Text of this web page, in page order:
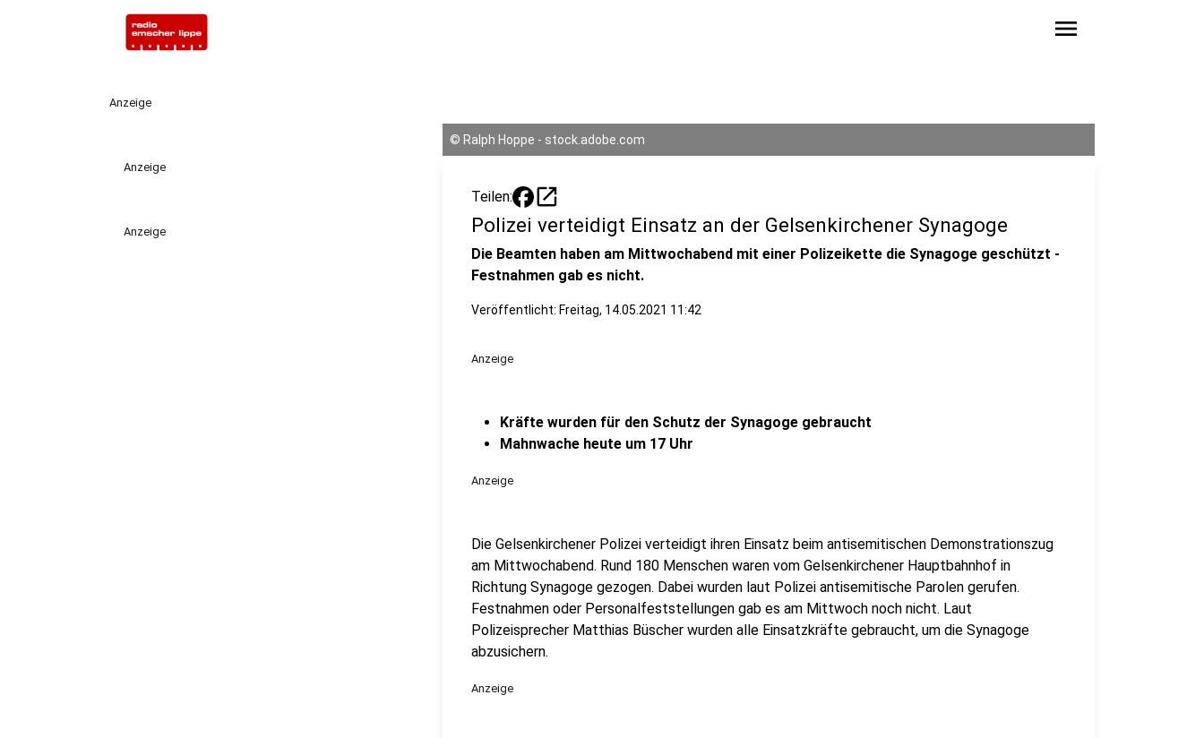
menu
Anzeige
Anzeige
Anzeige
© Ralph Hoppe - stock.adobe.com
Teilen: open_in_new
Polizei verteidigt Einsatz an der Gelsenkirchener Synagoge
Die Beamten haben am Mittwochabend mit einer Polizeikette die Synagoge geschützt -
Festnahmen gab es nicht.
Veröffentlicht: Freitag, 14.05.2021 11:42
Anzeige
Kräfte wurden für den Schutz der Synagoge gebraucht
Mahnwache heute um 17 Uhr
Anzeige
Die Gelsenkirchener Polizei verteidigt ihren Einsatz beim antisemitischen Demonstrationszug
am Mittwochabend. Rund 180 Menschen waren vom Gelsenkirchener Hauptbahnhof in
Richtung Synagoge gezogen. Dabei wurden laut Polizei antisemitische Parolen gerufen.
Festnahmen oder Personalfeststellungen gab es am Mittwoch noch nicht. Laut
Polizeisprecher Matthias Büscher wurden alle Einsatzkräfte gebraucht, um die Synagoge
abzusichern.
Anzeige